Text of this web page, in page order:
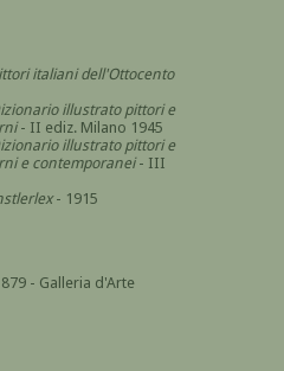
italiani dell'Ottocento
illustrato pittori e
- II ediz. Milano 1945
illustrato pittori e
e contemporanei- III
- 1915
- Galleria d'Arte